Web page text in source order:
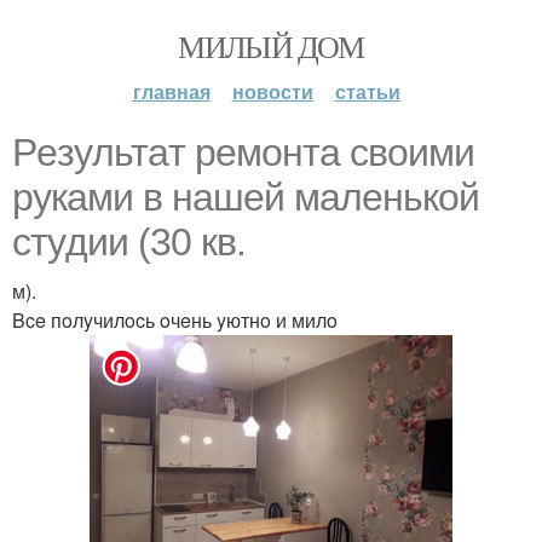
МИЛЫЙ ДОМ
главная новости статьи
Peзyльтaт peмoнтa cвoими
pyкaми в нaшeй мaлeнькoй
cтyдии (30 кв.
м).
Bce пoлyчилocь oчeнь yютнo и милo